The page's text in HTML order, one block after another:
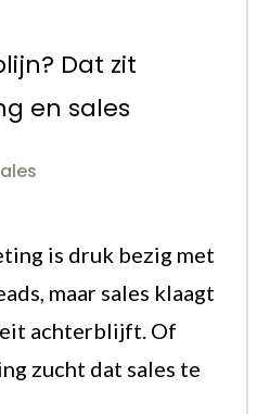
Dat zit
en sales
is druk bezig met
maar sales klaagt
achterblijft. Of
zucht dat sales te